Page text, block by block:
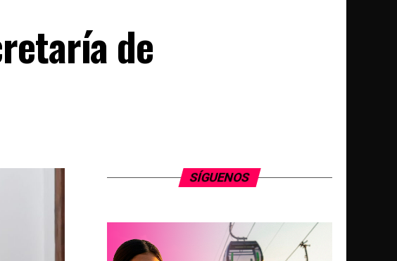
de
SÍGUENOS